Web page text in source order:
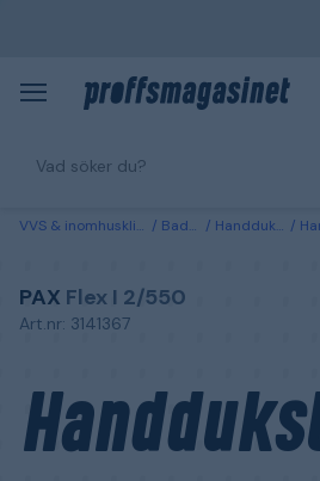
VVS & inomhusklimat Badrum Handdukstorkar
PAX Flex I 2/550
Art.nr: 3141367